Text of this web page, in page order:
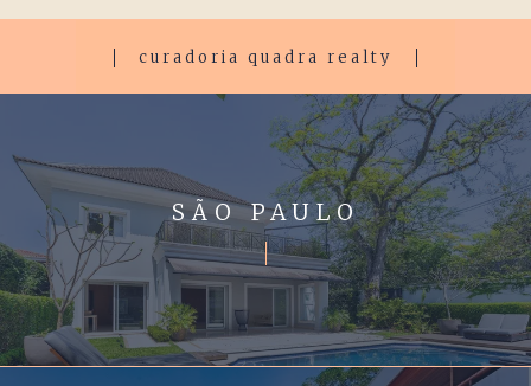
curadoria quadra realty
SÃO PAULO